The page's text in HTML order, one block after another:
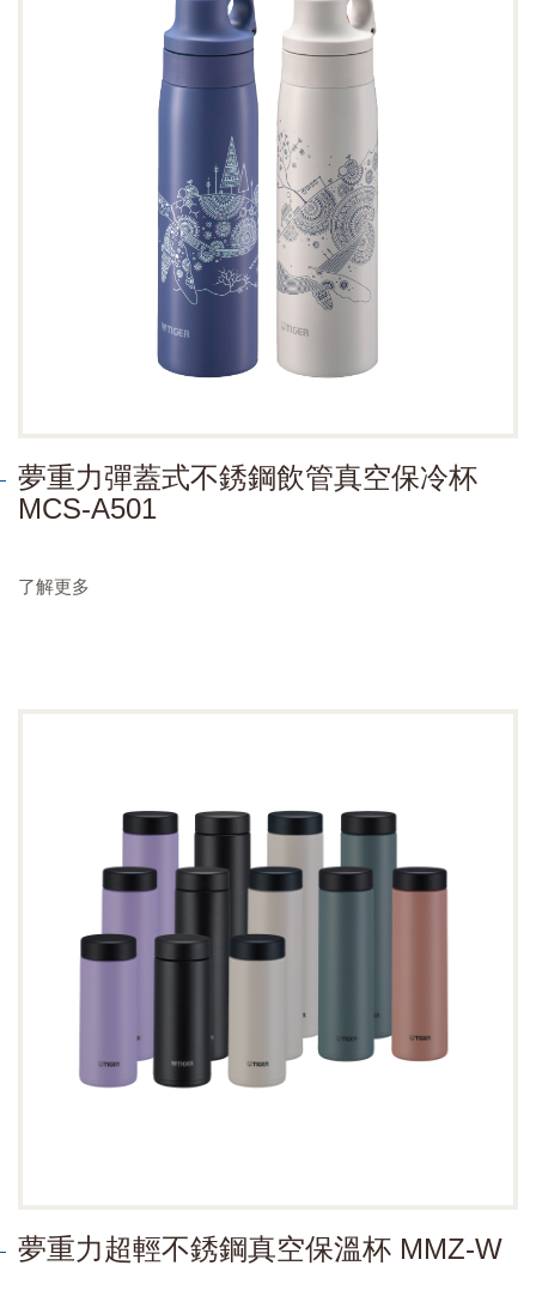
夢重力彈蓋式不銹鋼飲管真空保冷杯
MCS-A501
了解更多
夢重力超輕不銹鋼真空保溫杯 MMZ-W